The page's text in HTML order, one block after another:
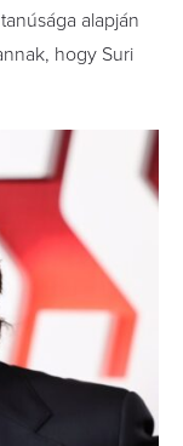
alapján
hogy Suri